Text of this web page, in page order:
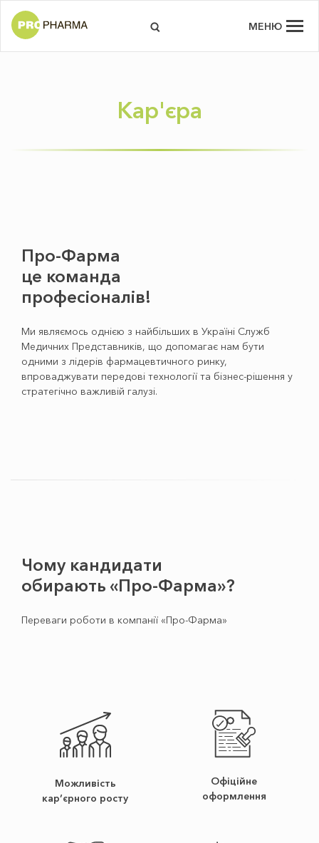
МЕНЮ
Кар'єра
Про-Фарма
це команда
профеcіоналів!
Ми являємось однією з найбільших в Україні Служб
Медичних Представників, що допомагає нам бути
одними з лідерів фармацевтичного ринку,
впроваджувати передові технології та бізнес-рішення у
стратегічно важливій галузі.
Чому кандидати
обирають «Про-Фарма»?
Переваги роботи в компанії «Про-Фарма»
Можливість
кар’єрного росту
Офіційне
оформлення